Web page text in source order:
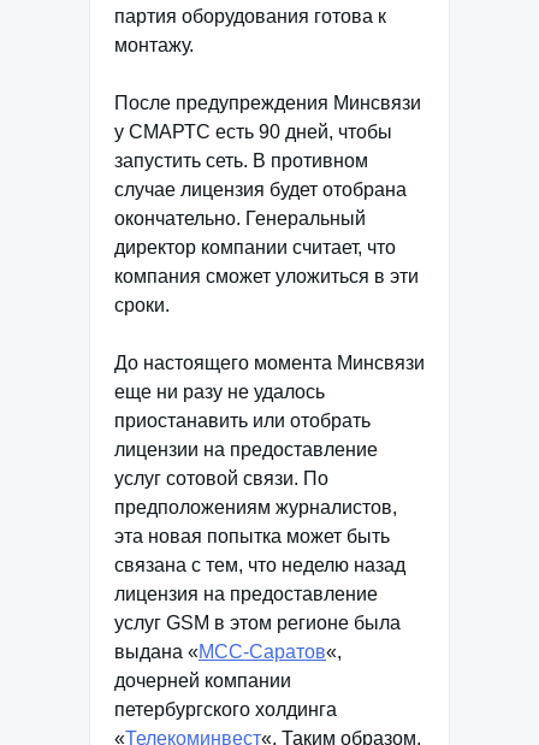
партия оборудования готова к
монтажу.
После предупреждения Минсвязи
у СМАРТС есть 90 дней, чтобы
запустить сеть. В противном
случае лицензия будет отобрана
окончательно. Генеральный
директор компании считает, что
компания сможет уложиться в эти
сроки.
До настоящего момента Минсвязи
еще ни разу не удалось
приостанавить или отобрать
лицензии на предоставление
услуг сотовой связи. По
предположениям журналистов,
эта новая попытка может быть
связана с тем, что неделю назад
лицензия на предоставление
услуг GSM в этом регионе была
выдана «МСС-Саратов«,
дочерней компании
петербургского холдинга
«Телекоминвест«. Таким образом,